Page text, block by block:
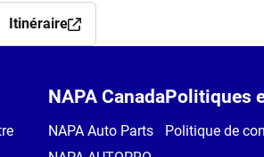
Itinéraire
NAPA Canada
NAPA Auto Parts
Politiques
Politique de